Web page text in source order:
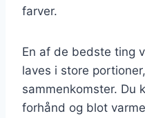
farver.
En af de bedste ting
laves i store
sammenkomster. Du
forhånd og blot